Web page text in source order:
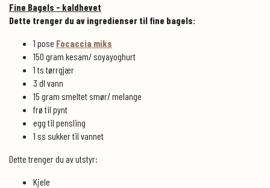
Fine Bagels - kaldhevet
Dette trenger du av ingredienser til fine bagels:
1 pose Focaccia miks
150 gram kesam/ soyayoghurt
1 ts tørrgjær
3 dl vann
15 gram smeltet smør/ melange
frø til pynt
egg til pensling
1 ss sukker til vannet
Dette trenger du av utstyr:
Kjele